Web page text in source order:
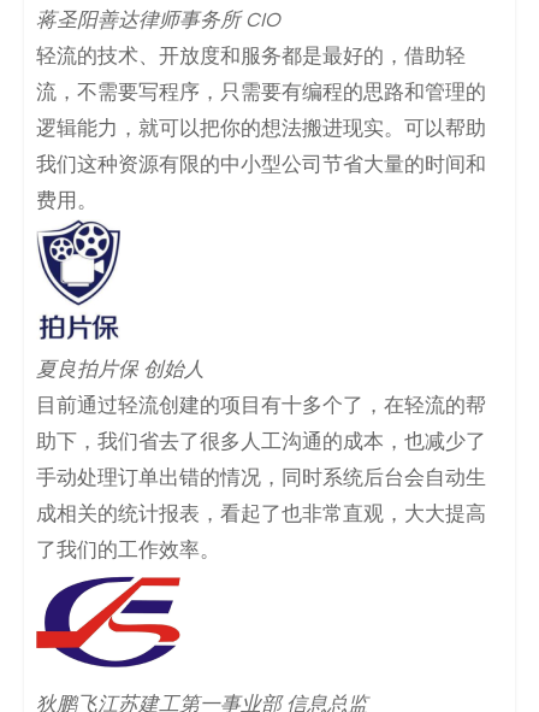
蒋圣阳善达律师事务所 CIO
轻流的技术、开放度和服务都是最好的，借助轻
流，不需要写程序，只需要有编程的思路和管理的
逻辑能力，就可以把你的想法搬进现实。可以帮助
我们这种资源有限的中小型公司节省大量的时间和
费用。
夏良拍片保 创始人
目前通过轻流创建的项目有十多个了，在轻流的帮
助下，我们省去了很多人工沟通的成本，也减少了
手动处理订单出错的情况，同时系统后台会自动生
成相关的统计报表，看起了也非常直观，大大提高
了我们的工作效率。
狄鹏飞江苏建工第一事业部 信息总监